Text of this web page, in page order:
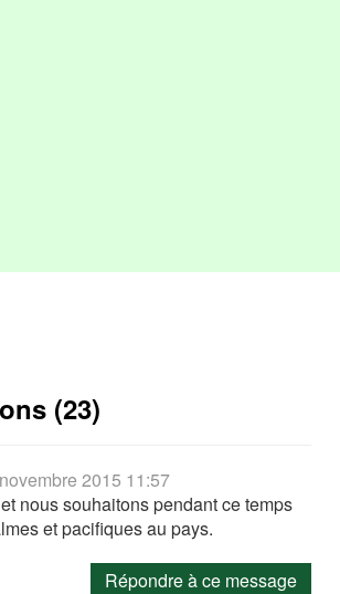
(23)
2015 11:57
nous souhaitons pendant ce temps
et pacifiques au pays.
Répondre à ce message